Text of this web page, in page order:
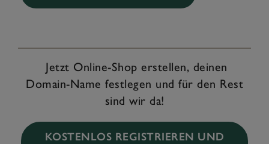
Jetzt Online-Shop erstellen, deinen
Domain-Name festlegen und für den Rest
sind wir da!
KOSTENLOS REGISTRIEREN UND